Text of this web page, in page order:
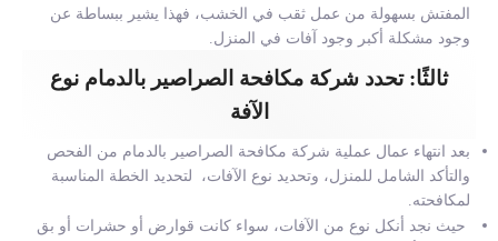
المفتش بسهولة من عمل ثقب في الخشب، فهذا يشير ببساطة عن
وجود مشكلة أكبر وجود آفات في المنزل.
ثالثًا:تحدد شركة مكافحة الصراصير بالدمام نوع
الآفة
بعد انتهاء عمال عملية شركة مكافحة الصراصير بالدمام من الفحص
والتأكد الشامل للمنزل، وتحديد نوع الآفات، لتحديد الخطة المناسبة
لمكافحته.
حيث نجد أنكل نوع من الآفات، سواء كانت قوارض أو حشرات أو بق